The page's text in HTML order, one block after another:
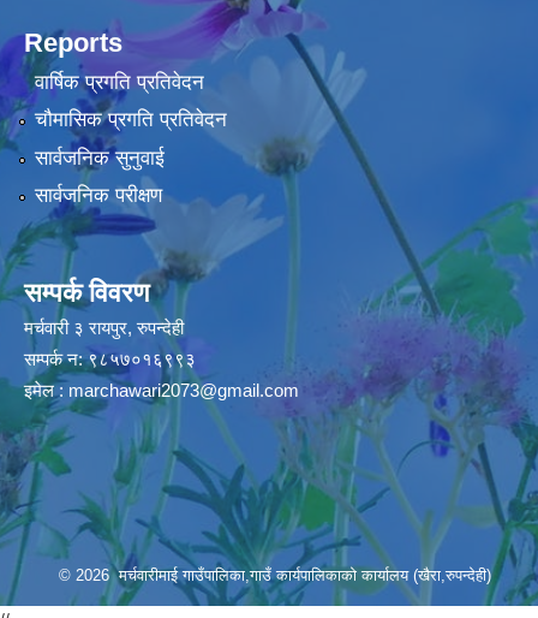
Reports
वार्षिक प्रगति प्रतिवेदन
चौमासिक प्रगति प्रतिवेदन
सार्वजनिक सुनुवाई
सार्वजनिक परीक्षण
सम्पर्क विवरण
मर्चवारी ३ रायपुर, रुपन्देही
सम्पर्क न: ९८५७०१६९९३
इमेल : marchawari2073@gmail.com
© 2026 मर्चवारीमाई गाउँपालिका,गाउँ कार्यपालिकाको कार्यालय (खैरा,रुपन्देही)